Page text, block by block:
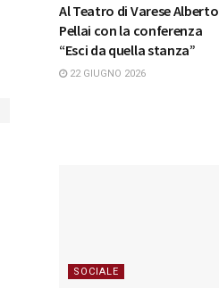
Al Teatro di Varese Alberto
Pellai con la conferenza
“Esci da quella stanza”
22 GIUGNO 2026
SOCIALE